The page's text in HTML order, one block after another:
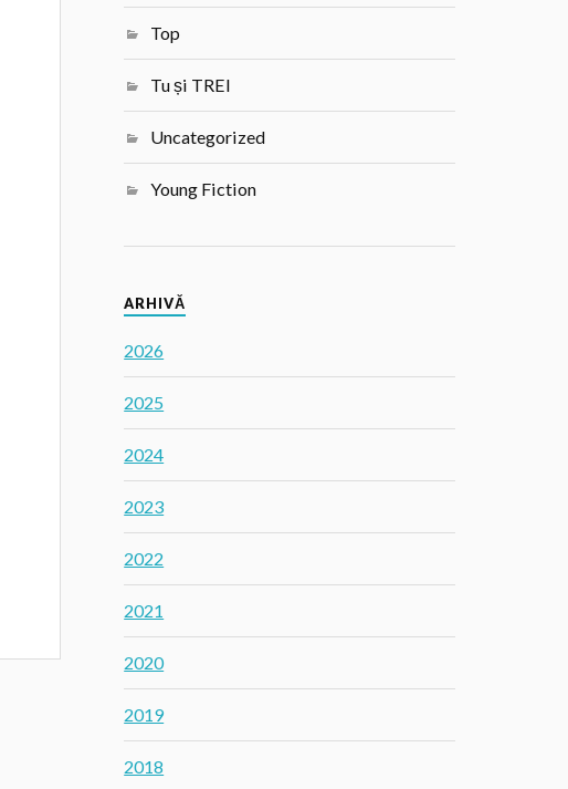
Top
Tu și TREI
Uncategorized
Young Fiction
ARHIVĂ
2026
2025
2024
2023
2022
2021
2020
2019
2018